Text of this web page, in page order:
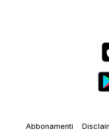
Abbonamenti